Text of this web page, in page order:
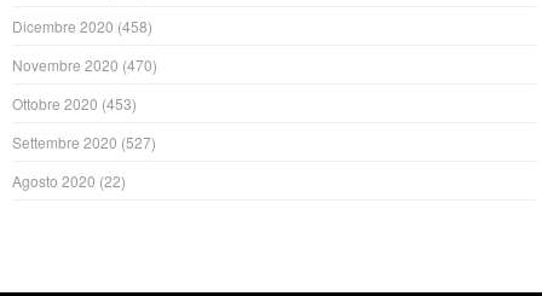
Dicembre 2020 (458)
Novembre 2020 (470)
Ottobre 2020 (453)
Settembre 2020 (527)
Agosto 2020 (22)